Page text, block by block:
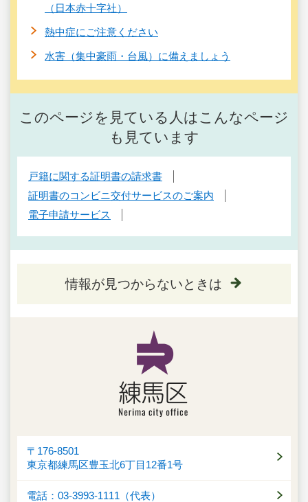
（日本赤十字社）
熱中症にご注意ください
水害（集中豪雨・台風）に備えましょう
このページを見ている人はこんなページ
も見ています
戸籍に関する証明書の請求書
証明書のコンビニ交付サービスのご案内
電子申請サービス
情報が見つからないときは
〒176-8501
東京都練馬区豊玉北6丁目12番1号
電話：03-3993-1111（代表）